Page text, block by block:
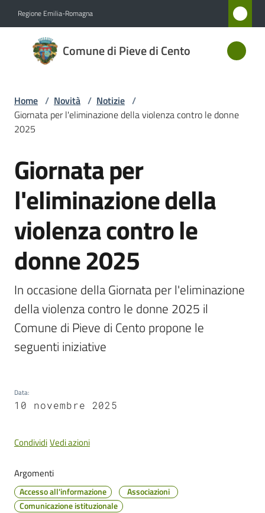
Regione Emilia-Romagna
Comune di Pieve di Cento
Comune
di Pieve
Amministrazione
Novità
Menu selezionato
Servizi
Vivere
Pieve
Cento
Amministrazione
Trasparente
Tutti
gli
Seguici
su
Home / Novità / Notizie /
Giornata per l'eliminazione della violenza contro le donne
2025
Salta al contenuto
Giornata per
l'eliminazione della
violenza contro le
donne 2025
In occasione della Giornata per l'eliminazione
della violenza contro le donne 2025 il
Comune di Pieve di Cento propone le
seguenti iniziative
Data:
10 novembre 2025
CondividiVedi azioni
Argomenti
Accesso all'informazione
Associazioni
Comunicazione istituzionale